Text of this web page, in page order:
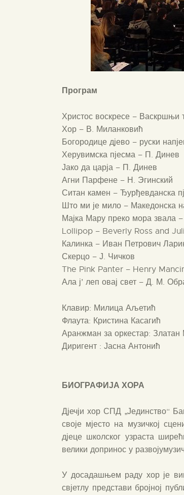
Програм
Христос воскресе – Васкршњи
Хор – В. Миланковић
Богородице дјево – руски
Херувимска пјесма – П. Динев
Јако да царја – П. Динев
Агни Парфене – Н. Эгинский
Ситан камен – Ђурђевданска
Што ми је мило – Македонска
Мајка Мару преко мора звала
Lollipop – Beverly Ross and
Калинка – Иван Петрович
Скерцо – Ј. Чичков
The Pink Panter – Henry
Ала ј’ леп овај свет – Д. М.
Клавир: Милица Аљетић
Флаута: Кристина Касагић
Аранжман за оркестар: Златан
Диригент : Јасна Антонић
БИОГРАФИЈА ХОРА
Дјечји хор СПД „Јединство“
своје мјесто на музичкој
дјеце школског узраста
велики допринос у
У досадашњем раду хор је
свјетлу представи бројној